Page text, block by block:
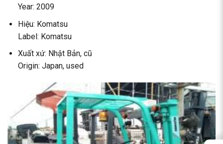
Year: 2009
Hiệu: Komatsu
Label: Komatsu
Xuất xứ: Nhật Bản, cũ
Origin: Japan, used